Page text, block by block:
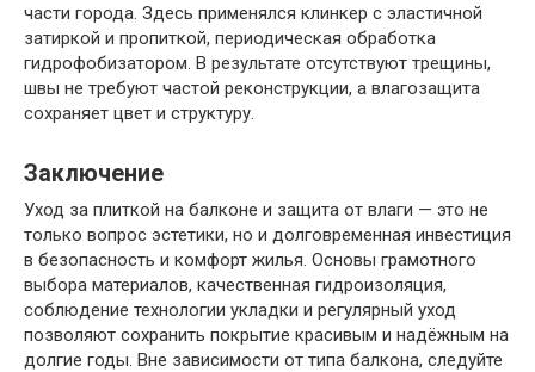
части города. Здесь применялся клинкер с эластичной
затиркой и пропиткой, периодическая обработка
гидрофобизатором. В результате отсутствуют трещины,
швы не требуют частой реконструкции, а влагозащита
сохраняет цвет и структуру.
Заключение
Уход за плиткой на балконе и защита от влаги — это не
только вопрос эстетики, но и долговременная инвестиция
в безопасность и комфорт жилья. Основы грамотного
выбора материалов, качественная гидроизоляция,
соблюдение технологии укладки и регулярный уход
позволяют сохранить покрытие красивым и надёжным на
долгие годы. Вне зависимости от типа балкона, следуйте